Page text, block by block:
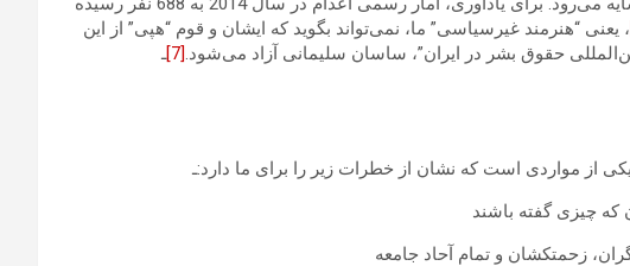
، یعنی “هنرمند غیرسیاسی” ما، نمی‌تواند بگوید که ایشان و قوم “هپی” از این
حقوق بشر در ایران”، ساسان سلیمانی آزاد می‌شود.[7] ـ
از مواردی است که نشان از خطرات زیر را برای ما دارد:ـ
که چیزی گفته باشند
زحمتکشان و تمام آحاد جامعه